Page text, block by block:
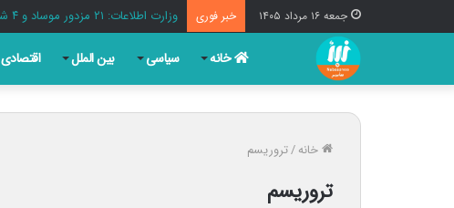
جمعه ۱۶ مرداد ۱۴۰۵ خبر فوری وزارت اطلاعات: ۲۱ مزدور موساد و ۴ شرور مسلح در کرمان بازداشت شدند
خانه سیاسی بین الملل اقتصادی
خانه/تروریسم
تروریسم